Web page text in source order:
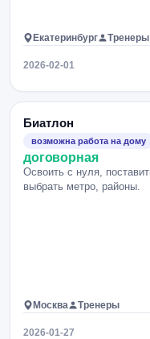
Екатеринбург Тренеры
2026-02-01
Биатлон
возможна работа на дому
договорная
Освоить с нуля,
выбрать метро, районы.
Москва Тренеры
2026-01-27